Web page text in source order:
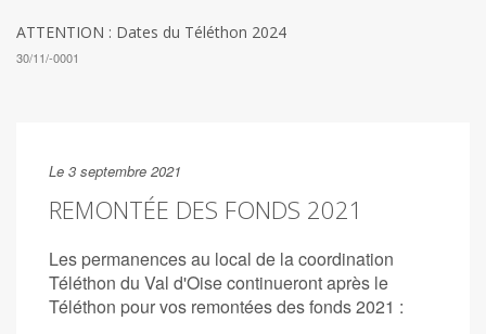
ATTENTION : Dates du Téléthon 2024
30/11/-0001
Le 3 septembre 2021
REMONTÉE DES FONDS 2021
Les permanences au local de la coordination
Téléthon du Val d'Oise continueront après le
Téléthon pour vos remontées des fonds 2021 :